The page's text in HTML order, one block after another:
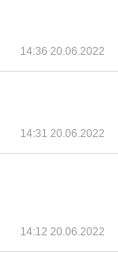
14:36 20.06.2022
14:31 20.06.2022
14:12 20.06.2022